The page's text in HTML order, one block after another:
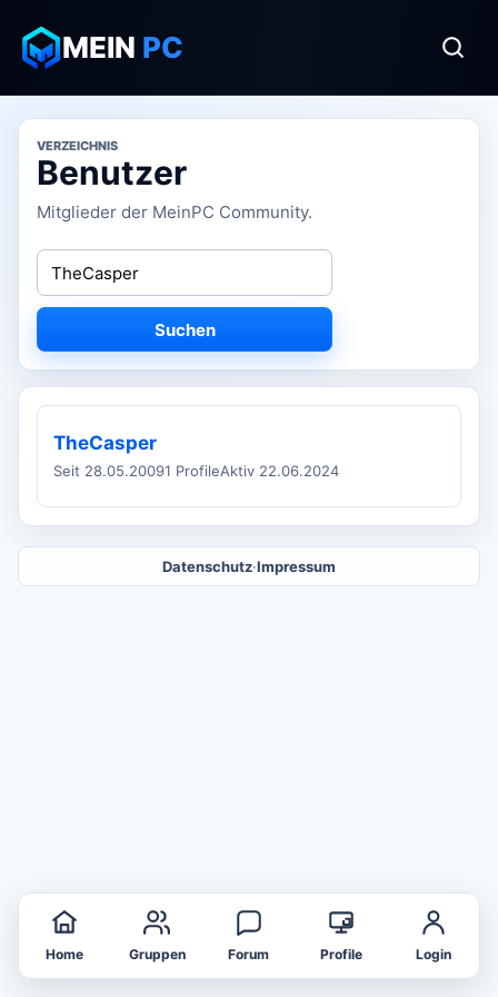
MEIN PC
VERZEICHNIS
Benutzer
Mitglieder der MeinPC Community.
Suchen
TheCasper
Seit 28.05.20091 ProfileAktiv 22.06.2024
Datenschutz·Impressum
Home Gruppen Forum Profile Login